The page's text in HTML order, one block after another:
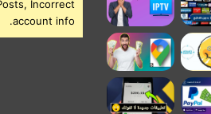
Incorrect
account info.